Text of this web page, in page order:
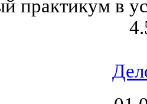
практикум в